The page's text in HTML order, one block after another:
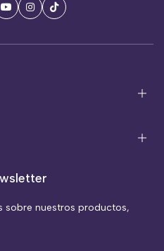
sobre nuestros productos,